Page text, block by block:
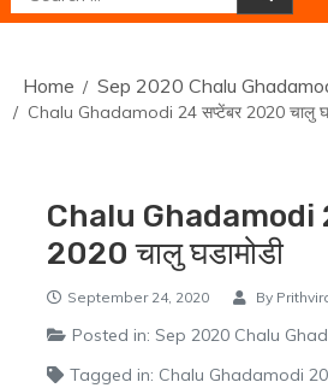
for:
Home Sep 2020 Chalu
Chalu Ghadamodi 24 सप्टेंबर 2020 चालु
Chalu Ghadamodi
2020 चालु घडामोडी
September 24, 2020 By
Posted in: Sep 2020 Chalu
Tagged in: Chalu Ghadamodi